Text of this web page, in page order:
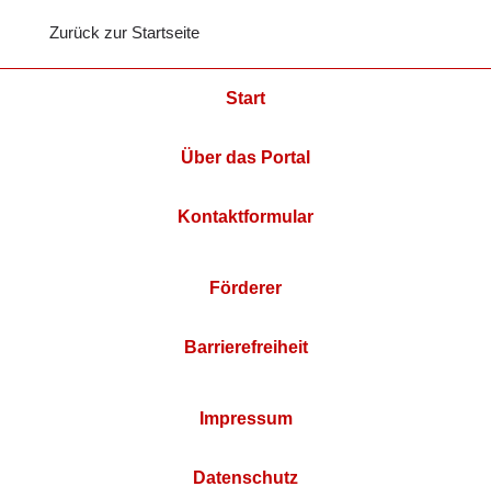
Zurück zur Startseite
Start
Über das Portal
Kontaktformular
Förderer
Barrierefreiheit
Impressum
Datenschutz